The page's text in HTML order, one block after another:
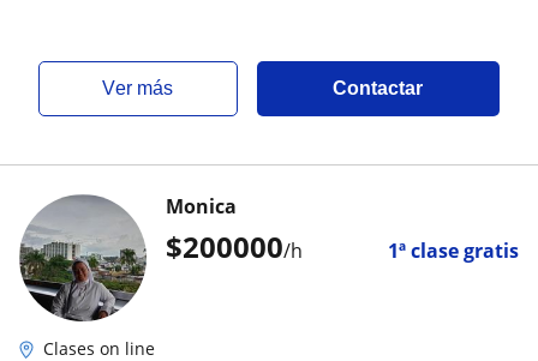
ver más Contactar
$200000/h 1ª clase gratis
Monica
Clases on line